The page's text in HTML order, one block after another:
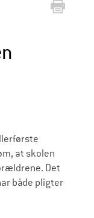
at skolen
Det
både pligter